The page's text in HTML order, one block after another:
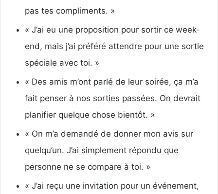
pas tes compliments. »
« J’ai eu une proposition pour sortir ce week-
end, mais j’ai préféré attendre pour une sortie
spéciale avec toi. »
« Des amis m’ont parlé de leur soirée, ça m’a
fait penser à nos sorties passées. On devrait
planifier quelque chose bientôt. »
« On m’a demandé de donner mon avis sur
quelqu’un. J’ai simplement répondu que
personne ne se compare à toi. »
« J’ai reçu une invitation pour un événement,